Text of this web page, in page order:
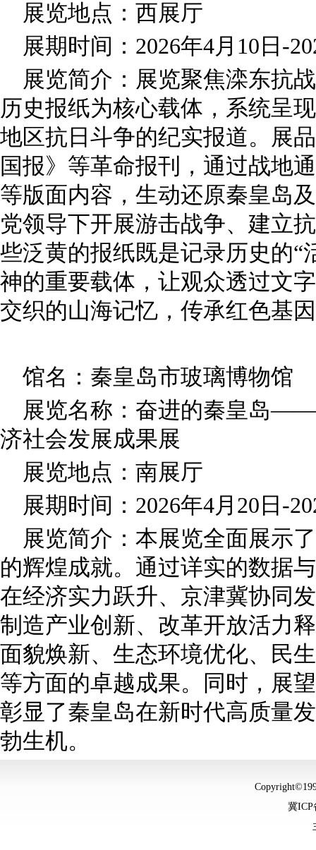
展览地点：西展厅
展期时间：2026年4月10日-
展览简介：展览聚焦滦东抗
历史报纸为核心载体，系统呈
地区抗日斗争的纪实报道。展
国报》等革命报刊，通过战地
等版面内容，生动还原秦皇岛
党领导下开展游击战争、建立
些泛黄的报纸既是记录历史的“
神的重要载体，让观众透过文
交织的山海记忆，传承红色基
馆名：秦皇岛市玻璃博物馆
展览名称：奋进的秦皇岛
济社会发展成果展
展览地点：南展厅
展期时间：2026年4月20日-
展览简介：本展览全面展示
的辉煌成就。通过详实的数据
在经济实力跃升、京津冀协同
制造产业创新、改革开放活力
面貌焕新、生态环境优化、民
等方面的卓越成果。同时，展
彰显了秦皇岛在新时代高质量
勃生机。
冀ICP